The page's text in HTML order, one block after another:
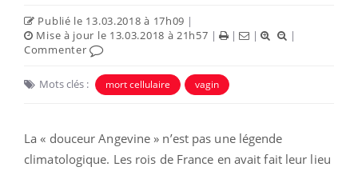
Publié le 13.03.2018 à 17h09 |
Mise à jour le 13.03.2018 à 21h57 | | |
|
Commenter
Mots clés : mort cellulaire vagin
La « douceur Angevine » n’est pas une légende
climatologique. Les rois de France en avait fait leur lieu